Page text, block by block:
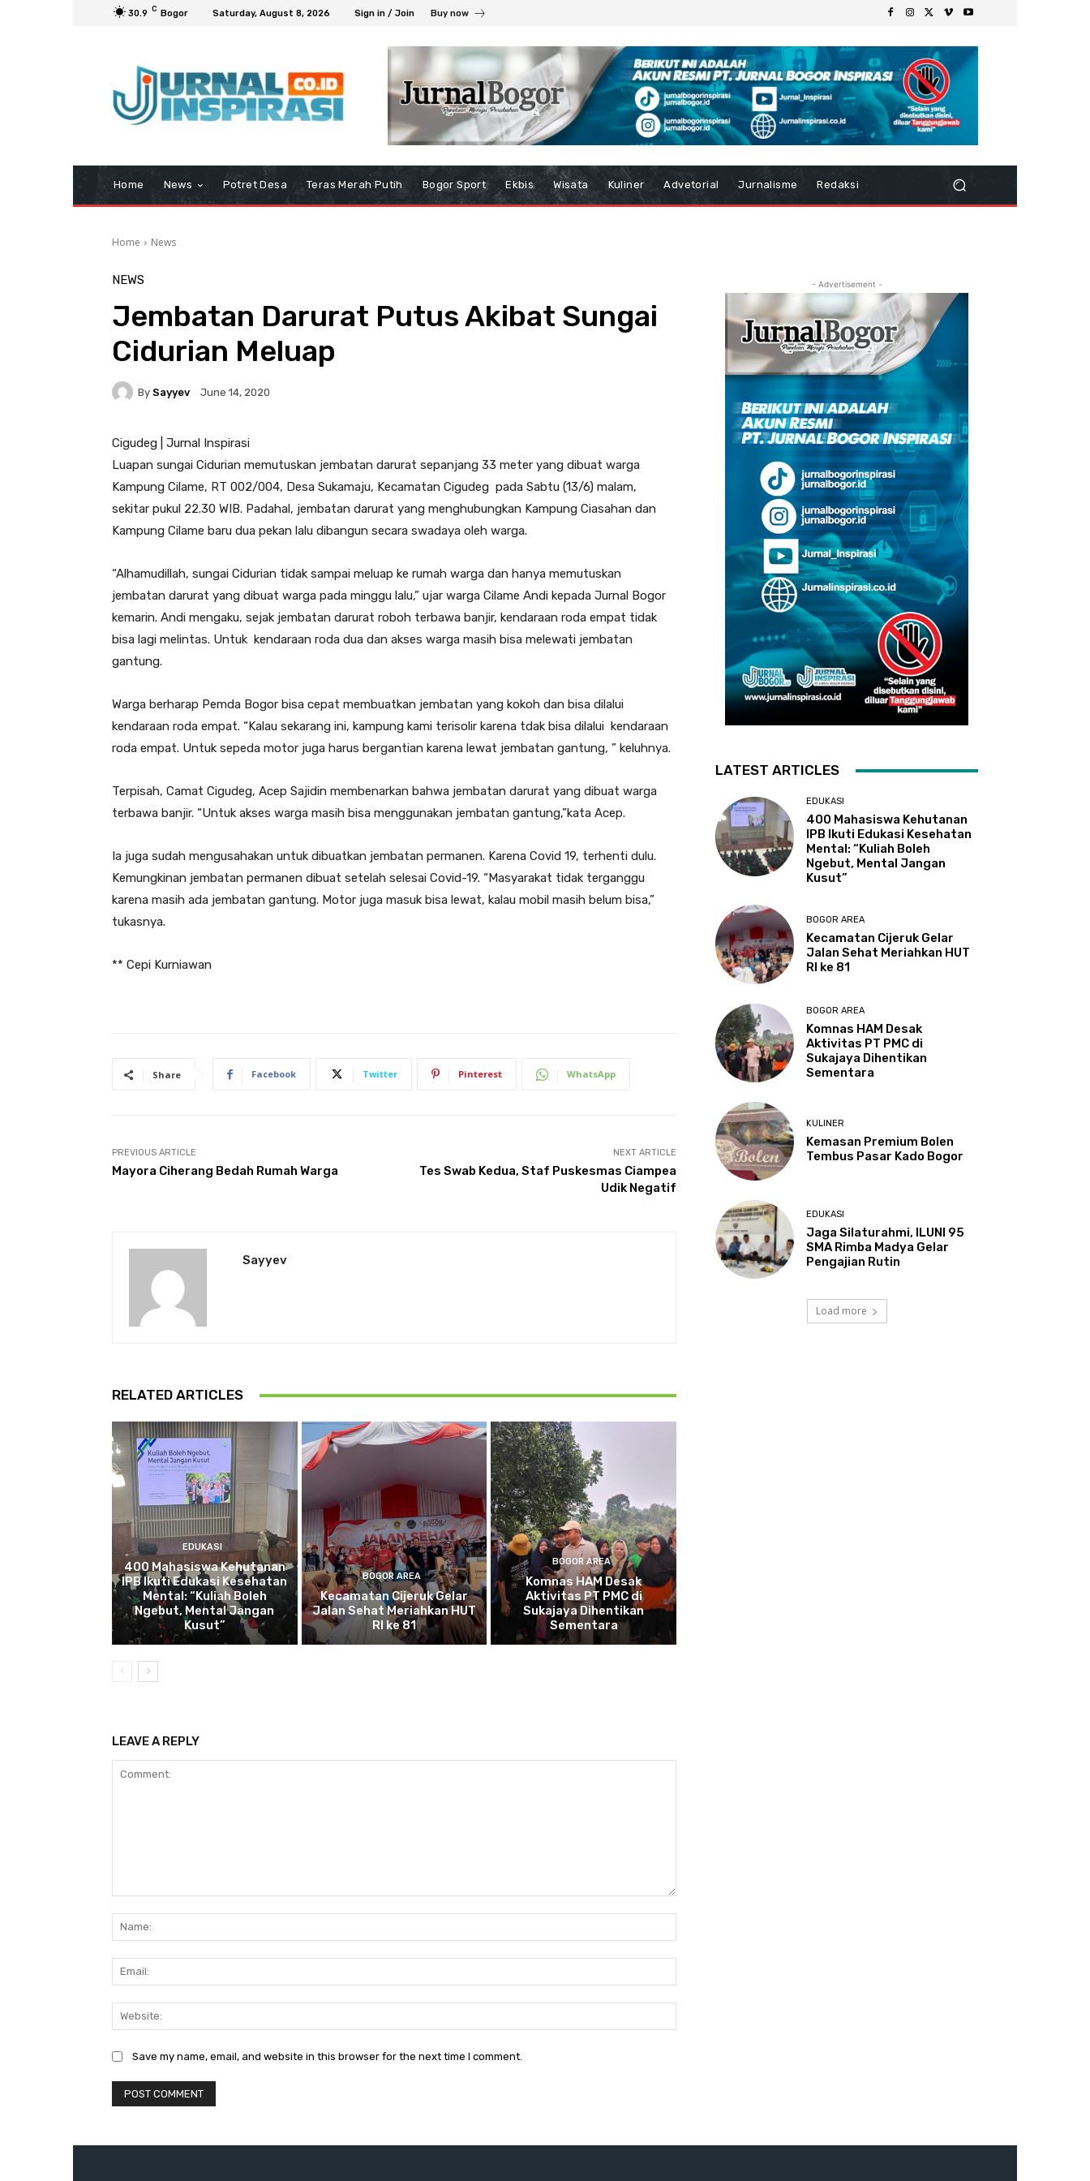
30.9 C Bogor Saturday, August 8, 2026 Sign in / Join Buy now
Home News Potret Desa Teras Merah Putih Bogor Sport Ekbis Wisata Kuliner Advetorial Jurnalisme Redaksi
Home News
NEWS
Jembatan Darurat Putus Akibat Sungai
Cidurian Meluap
By Sayyev June 14, 2020
Cigudeg | Jurnal Inspirasi
Luapan sungai Cidurian memutuskan jembatan darurat sepanjang 33 meter yang dibuat warga
Kampung Cilame, RT 002/004, Desa Sukamaju, Kecamatan Cigudeg pada Sabtu (13/6) malam,
sekitar pukul 22.30 WIB. Padahal, jembatan darurat yang menghubungkan Kampung Ciasahan dan
Kampung Cilame baru dua pekan lalu dibangun secara swadaya oleh warga.
“Alhamudillah, sungai Cidurian tidak sampai meluap ke rumah warga dan hanya memutuskan
jembatan darurat yang dibuat warga pada minggu lalu,” ujar warga Cilame Andi kepada Jurnal Bogor
kemarin. Andi mengaku, sejak jembatan darurat roboh terbawa banjir, kendaraan roda empat tidak
bisa lagi melintas. Untuk kendaraan roda dua dan akses warga masih bisa melewati jembatan
gantung.
Warga berharap Pemda Bogor bisa cepat membuatkan jembatan yang kokoh dan bisa dilalui
kendaraan roda empat. “Kalau sekarang ini, kampung kami terisolir karena tdak bisa dilalui kendaraan
roda empat. Untuk sepeda motor juga harus bergantian karena lewat jembatan gantung, ” keluhnya.
Terpisah, Camat Cigudeg, Acep Sajidin membenarkan bahwa jembatan darurat yang dibuat warga
terbawa banjir. “Untuk akses warga masih bisa menggunakan jembatan gantung,”kata Acep.
Ia juga sudah mengusahakan untuk dibuatkan jembatan permanen. Karena Covid 19, terhenti dulu.
Kemungkinan jembatan permanen dibuat setelah selesai Covid-19. “Masyarakat tidak terganggu
karena masih ada jembatan gantung. Motor juga masuk bisa lewat, kalau mobil masih belum bisa,”
tukasnya.
** Cepi Kurniawan
Share Facebook Twitter Pinterest WhatsApp
PREVIOUS ARTICLE
Mayora Ciherang Bedah Rumah Warga
NEXT ARTICLE
Tes Swab Kedua, Staf Puskesmas Ciampea
Udik Negatif
Sayyev
RELATED ARTICLES
EDUKASI
400 Mahasiswa Kehutanan
IPB Ikuti Edukasi Kesehatan
Mental: “Kuliah Boleh
Ngebut, Mental Jangan
Kusut”
BOGOR AREA
Kecamatan Cijeruk Gelar
Jalan Sehat Meriahkan HUT
RI ke 81
BOGOR AREA
Komnas HAM Desak
Aktivitas PT PMC di
Sukajaya Dihentikan
Sementara
LEAVE A REPLY
Save my name, email, and website in this browser for the next time I comment.
- Advertisement -
LATEST ARTICLES
EDUKASI
400 Mahasiswa Kehutanan
IPB Ikuti Edukasi Kesehatan
Mental: “Kuliah Boleh
Ngebut, Mental Jangan
Kusut”
BOGOR AREA
Kecamatan Cijeruk Gelar
Jalan Sehat Meriahkan HUT
RI ke 81
BOGOR AREA
Komnas HAM Desak
Aktivitas PT PMC di
Sukajaya Dihentikan
Sementara
KULINER
Kemasan Premium Bolen
Tembus Pasar Kado Bogor
EDUKASI
Jaga Silaturahmi, ILUNI 95
SMA Rimba Madya Gelar
Pengajian Rutin
Load more